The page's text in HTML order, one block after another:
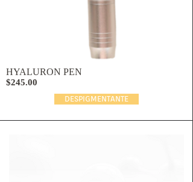
HYALURON PEN
$245.00
DESPIGMENTANTE